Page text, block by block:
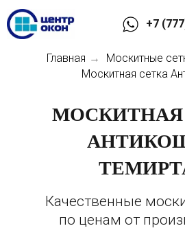
+7
Главная → Москитные
Москитная сетка
МОСКИТНАЯ
Качественные
по ценам от